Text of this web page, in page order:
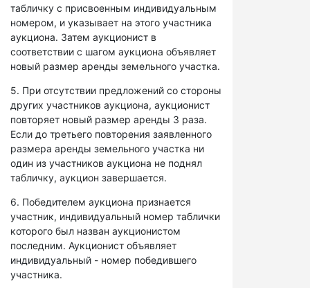
табличку с присвоенным индивидуальным
номером, и указывает на этого участника
аукциона. Затем аукционист в
соответствии с шагом аукциона объявляет
новый размер аренды земельного участка.
5. При отсутствии предложений со стороны
других участников аукциона, аукционист
повторяет новый размер аренды 3 раза.
Если до третьего повторения заявленного
размера аренды земельного участка ни
один из участников аукциона не поднял
табличку, аукцион завершается.
6. Победителем аукциона признается
участник, индивидуальный номер таблички
которого был назван аукционистом
последним. Аукционист объявляет
индивидуальный - номер победившего
участника.